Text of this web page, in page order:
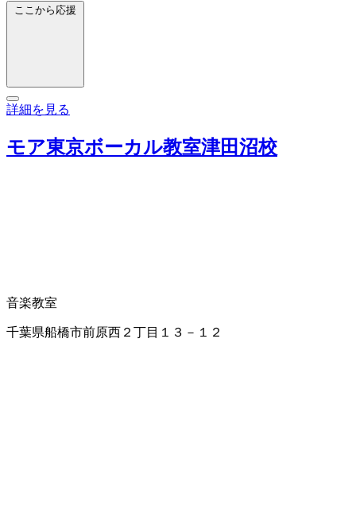
ここから応援
詳細を見る
モア東京ボーカル教室津田沼校
音楽教室
千葉県船橋市前原西２丁目１３－１２